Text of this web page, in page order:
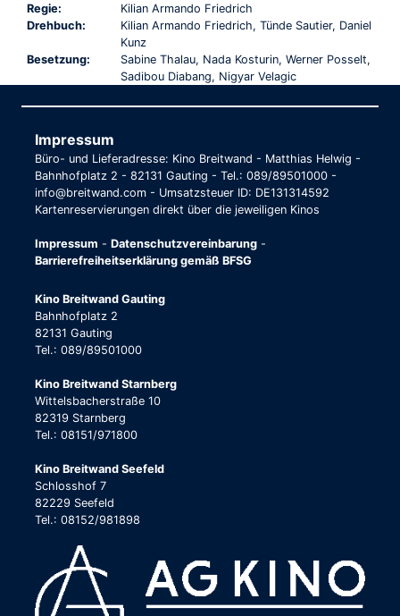
Regie:
Kilian Armando Friedrich
Drehbuch:
Kilian Armando Friedrich, Tünde Sautier, Daniel
Kunz
Besetzung:
Sabine Thalau, Nada Kosturin, Werner Posselt,
Sadibou Diabang, Nigyar Velagic
Impressum
Büro- und Lieferadresse: Kino Breitwand - Matthias Helwig -
Bahnhofplatz 2 - 82131 Gauting - Tel.: 089/89501000 -
info@breitwand.com - Umsatzsteuer ID: DE131314592
Kartenreservierungen direkt über die jeweiligen Kinos
Impressum - Datenschutzvereinbarung -
Barrierefreiheitserklärung gemäß BFSG
Kino Breitwand Gauting
Bahnhofplatz 2
82131 Gauting
Tel.: 089/89501000
Kino Breitwand Starnberg
Wittelsbacherstraße 10
82319 Starnberg
Tel.: 08151/971800
Kino Breitwand Seefeld
Schlosshof 7
82229 Seefeld
Tel.: 08152/981898